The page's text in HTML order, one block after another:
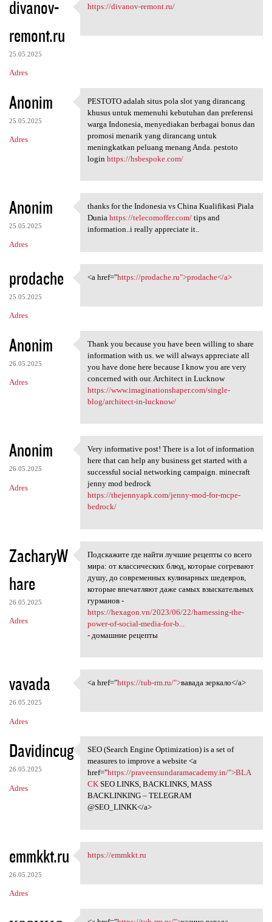
divanov-
remont.ru
25.05.2025
Adres
https://divanov-remont.ru/
https://divanov-remont.ru/
Anonim
25.05.2025
Adres
PESTOTO adalah situs pola
PESTOTO adalah situs pola slot yang dirancang
khusus untuk memenuhi kebutuhan dan preferensi
warga Indonesia, menyediakan berbagai bonus dan
promosi menarik yang dirancang untuk
meningkatkan peluang menang Anda. pestoto
login https://hsbespoke.com/
Anonim
25.05.2025
Adres
thanks for the Indonesia vs
thanks for the Indonesia vs China Kualifikasi Piala
Dunia https://telecomoffer.com/tips and
information..i really appreciate it..
prodache
25.05.2025
Adres
<a href="https://prodache.ru"
<a href="https://prodache.ru">prodache</a>
Anonim
26.05.2025
Adres
Thank you because you have
Thank you because you have been willing to share
information with us. we will always appreciate all
you have done here because I know you are very
concerned with our. Architect in Lucknow
https://www.imaginationshaper.com/single-
blog/architect-in-lucknow/
Anonim
26.05.2025
Adres
Very informative post! There
Very informative post! There is a lot of information
here that can help any business get started with a
successful social networking campaign. minecraft
jenny mod bedrock
https://thejennyapk.com/jenny-mod-for-mcpe-
bedrock/
ZacharyW
hare
26.05.2025
Adres
Подскажите где найти лучшие
Подскажите где найти лучшие рецепты со всего
мира: от классических блюд, которые согревают
душу, до современных кулинарных шедевров,
которые впечатляют даже самых взыскательных
гурманов -
https://hexagon.vn/2023/06/22/harnessing-the-
power-of-social-media-for-b...
- домашние рецепты
vavada
26.05.2025
Adres
<a href="https://tub-rm.ru/"
<a href="https://tub-rm.ru/">вавада зеркало</a>
Davidincug
26.05.2025
Adres
SEO (Search Engine
SEO (Search Engine Optimization) is a set of
measures to improve a website <a
href="https://praveensundaramacademy.in/">BLA
CKSEO LINKS, BACKLINKS, MASS
BACKLINKING – TELEGRAM
@SEO_LINKK</a>
emmkkt.ru
26.05.2025
Adres
https://emmkkt.ru
https://emmkkt.ru